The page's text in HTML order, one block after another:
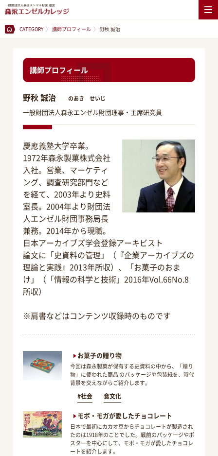
CATEGORY 講師プロフィール 野秋 誠治
講師プロフィール
野秋 誠治 のあき せいじ
一般財団法人森永エンゼル財団理事・主席研究員
慶應義塾大学卒業。
1972年森永製菓株式会社
入社。営業、マーケティ
ング、調査研究部門など
を経て、2003年より史料
室長。2004年より財団法
人エンゼル財団事務局長
兼務。2014年から現職。
日本アーカイブズ学会登録アーキビスト
論文に「史資料の管理」（『企業アーカイブズの
理論と実践』2013年所収）、「お菓子のおま
け」（「情報の科学と技術」2016年Vol.66No.8
所収）
※肩書などはコンテンツ収録時のものです
お菓子の贈り物
今回は森永製菓が保有する史資料の中から、「贈り
物」に使われた商品 のパッケージや包装紙を、時代
背景を交えながらご紹介します。
#社会 食文化
モボ・モガが愛したチョコレート
日本で最初にカカオ豆からチョコレートが製造され
たのは1918年のことでした。戦前のパッケージやポ
スターを中心にして、モボ・モガが愛したチョコレ
ートを紹介します。